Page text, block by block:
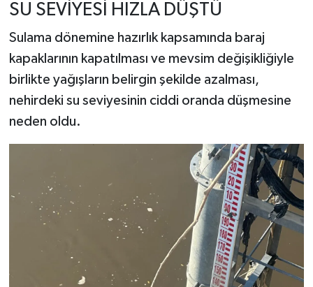
SU SEVİYESİ HIZLA DÜŞTÜ
Sulama dönemine hazırlık kapsamında baraj
kapaklarının kapatılması ve mevsim değişikliğiyle
birlikte yağışların belirgin şekilde azalması,
nehirdeki su seviyesinin ciddi oranda düşmesine
neden oldu.